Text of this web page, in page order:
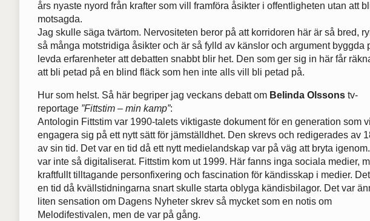
års nyaste nyord från krafter som vill framföra åsikter i offentligheten utan att
motsagda.
Jag skulle säga tvärtom. Nervositeten beror på att korridoren här är så bred,
så många motstridiga åsikter och är så fylld av känslor och argument byggda
levda erfarenheter att debatten snabbt blir het. Den som ger sig in här får
att bli petad på en blind fläck som hen inte alls vill bli petad på.
Hur som helst. Så här begriper jag veckans debatt om Belinda Olssons tv-
reportage ”Fittstim – min kamp”:
Antologin Fittstim var 1990-talets viktigaste dokument för en generation som
engagera sig på ett nytt sätt för jämställdhet. Den skrevs och redigerades av
av sin tid. Det var en tid då ett nytt medielandskap var på väg att bryta
var inte så digitaliserat. Fittstim kom ut 1999. Här fanns inga sociala medier,
kraftfullt tilltagande personfixering och fascination för kändisskap i medier.
en tid då kvällstidningarna snart skulle starta oblyga kändisbilagor. Det var
liten sensation om Dagens Nyheter skrev så mycket som en notis om
Melodifestivalen, men de var på gång.